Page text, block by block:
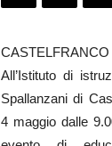
All’Istituto di
Spallanzani di
4 maggio dalle